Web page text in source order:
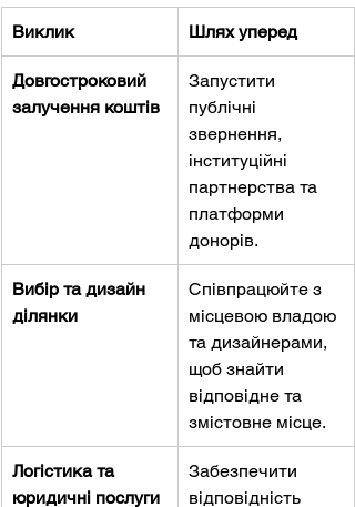
Виклик Шлях уперед
Довгостроковий
залучення коштів
Запустити
публічні
звернення,
інституційні
партнерства та
платформи
донорів.
Вибір та дизайн
ділянки
Співпрацюйте з
місцевою владою
та дизайнерами,
щоб знайти
відповідне та
змістовне місце.
Логістика та
юридичні послуги
Забезпечити
відповідність